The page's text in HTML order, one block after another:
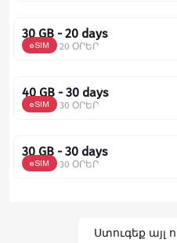
30 GB - 20 days
eSIM 20 ՕՐԵՐ
40 GB - 30 days
eSIM 30 ՕՐԵՐ
30 GB - 30 days
eSIM 30 ՕՐԵՐ
Ստուգեք այլ